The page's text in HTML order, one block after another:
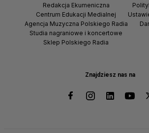
Znajdziesz nas na
Redakcja Ekumeniczna
Centrum Edukacji Medialnej
Agencja Muzyczna Polskiego Radia
Studia nagraniowe i koncertowe
Sklep Polskiego Radia